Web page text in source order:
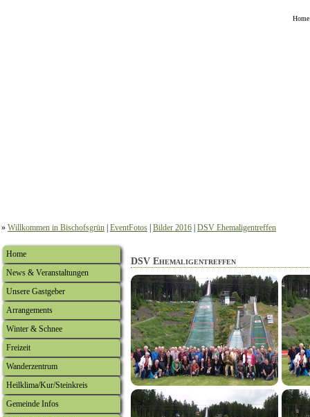
Home
» Willkommen in Bischofsgrün EventFotos Bilder 2016 DSV Ehemaligentreffen
Home
News & Veranstaltungen
Unsere Gastgeber
Arrangements
Winter & Schnee
Freizeit
Wanderzentrum
Heilklima/Kur/Steinkreis
Gemeinde Infos
DSV Ehemaligentreffen